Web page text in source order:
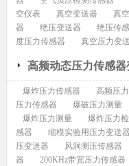
空仪表
真空变送器 真
器
绝压变送器 绝压传
度压力传感器
真空压力变
高频动态压力传感器
爆炸压力传感器 高频压
压力传感器
爆破压力测量
爆炸压力测量
爆炸压力检
感器
缩模实验用压力变送器
压变送器
风洞测压传感器
器
200KHz带宽压力传感器